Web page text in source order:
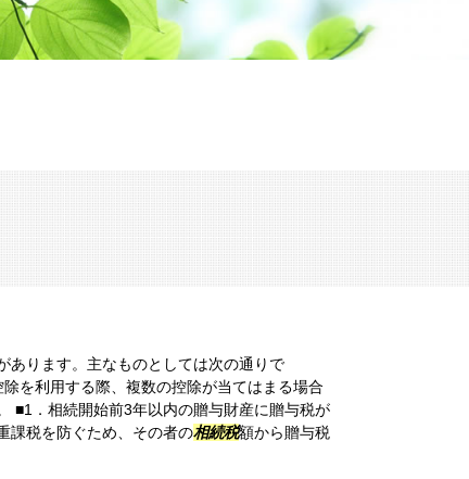
あります。主なものとしては次の通りで
を利用する際、複数の控除が当てはまる場合
■1．相続開始前3年以内の贈与財産に贈与税が
課税を防ぐため、その者の相続税額から贈与税